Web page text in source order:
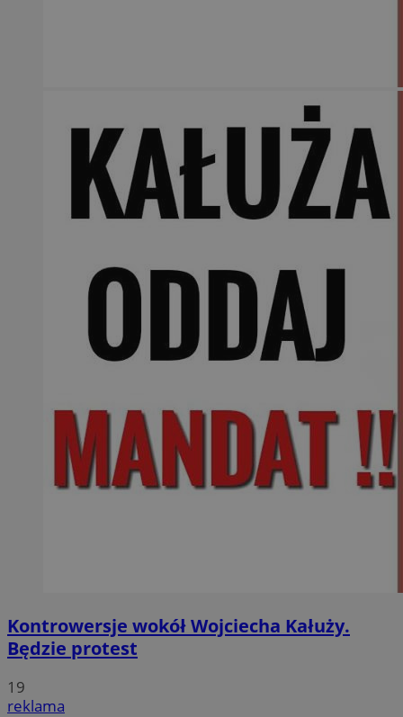
Kontrowersje wokół Wojciecha Kałuży.
Będzie protest
19
reklama